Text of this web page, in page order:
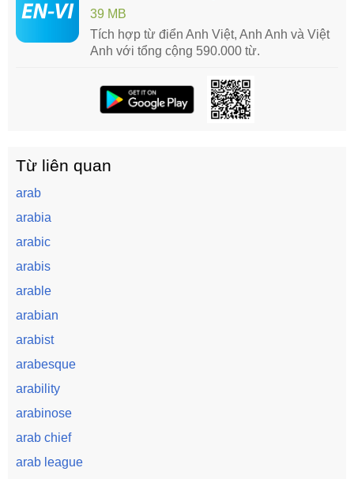
39 MB
Tích hợp từ điển Anh Việt, Anh Anh và Việt
Anh với tổng cộng 590.000 từ.
Từ liên quan
arab
arabia
arabic
arabis
arable
arabian
arabist
arabesque
arability
arabinose
arab chief
arab league